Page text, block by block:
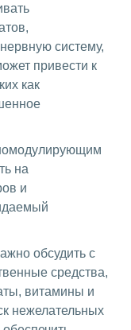
систему,
привести к
как
на
и
обсудить с
средства,
витамины и
нежелательных